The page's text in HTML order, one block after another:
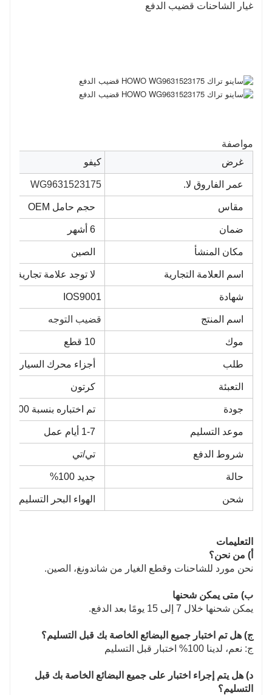
غيار الشاحنات قضيب الدفع
مواصفة
غرض
كيفو
عمر الفاروق لا. WG9631523175
مقاس حجم حامل OEM
ضمان 6 أشهر
مكان المنشأ الصين
اسم العلامة التجارية لا توجد علامة تجارية
شهادة IOS9001
اسم المنتج قضيب التوجه
موك 10 قطع
طلب أجزاء محرك السيارات
التعبئة كرتون
جودة تم اختباره بنسبة 100%
موعد التسليم 1-7 أيام عمل
شروط الدفع تي/تي
حالة جديد 100%
شحن الهواء البحر التسليم
التعليمات
أ) من نحن؟
نحن مورد للشاحنات وقطع الغيار من شاندونغ، الصين.
ب) متى يمكن شحنها
يمكن شحنها خلال 7 إلى 15 يومًا بعد الدفع.
ج) هل تم اختبار جميع البضائع الخاصة بك قبل التسليم؟
ج: نعم، لدينا 100% اختبار قبل التسليم
د) هل يتم إجراء اختبار على جميع البضائع الخاصة بك قبل
التسليم؟